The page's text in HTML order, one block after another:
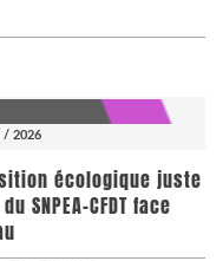
/ 2026
écologique juste
CFDT face